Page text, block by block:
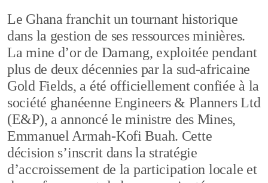
Le Ghana franchit un tournant historique
dans la gestion de ses ressources minières.
La mine d’or de Damang, exploitée pendant
plus de deux décennies par la sud-africaine
Gold Fields, a été officiellement confiée à la
société ghanéenne Engineers & Planners Ltd
(E&P), a annoncé le ministre des Mines,
Emmanuel Armah-Kofi Buah. Cette
décision s’inscrit dans la stratégie
d’accroissement de la participation locale et